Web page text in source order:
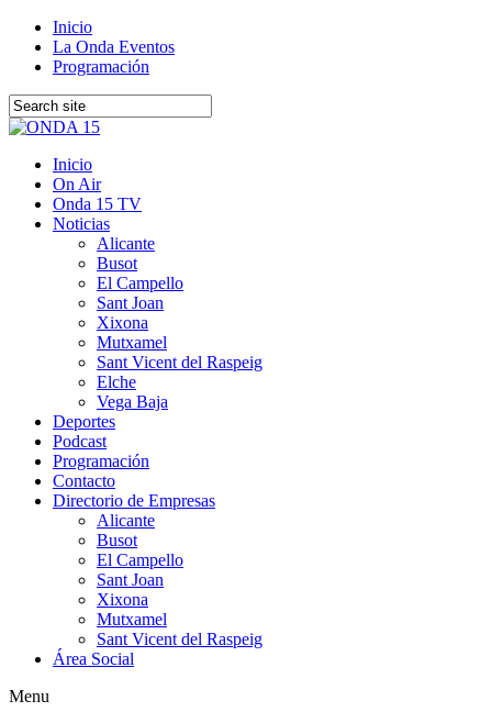
Inicio
La Onda Eventos
Programación
Inicio
On Air
Onda 15 TV
Noticias
Alicante
Busot
El Campello
Sant Joan
Xixona
Mutxamel
Sant Vicent del Raspeig
Elche
Vega Baja
Deportes
Podcast
Programación
Contacto
Directorio de Empresas
Alicante
Busot
El Campello
Sant Joan
Xixona
Mutxamel
Sant Vicent del Raspeig
Área Social
Menu